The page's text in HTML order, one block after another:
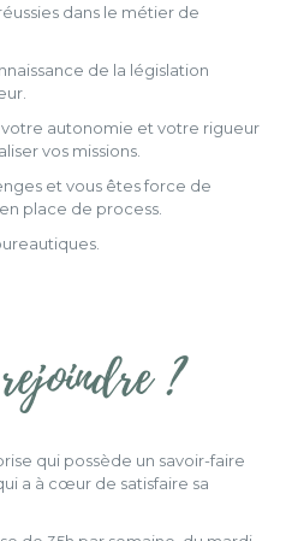
dans le métier de
de la législation
autonomie et votre rigueur
vos missions.
et vous êtes force de
place de process.
?
qui possède un savoir-faire
a à cœur de satisfaire sa